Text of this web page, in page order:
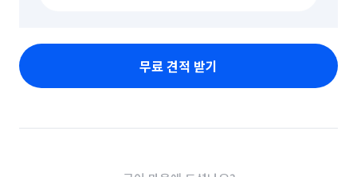
무료 견적 받기